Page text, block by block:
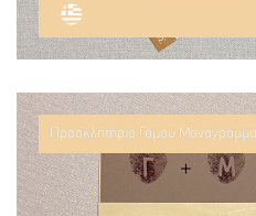
Προσκλητήριο Γάμου